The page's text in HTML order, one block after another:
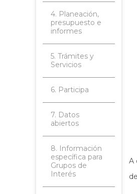
4. Planeación,
presupuesto e
informes
5. Trámites y
Servicios
6. Participa
7. Datos
abiertos
8. Información
específica para
Grupos de
Interés
A